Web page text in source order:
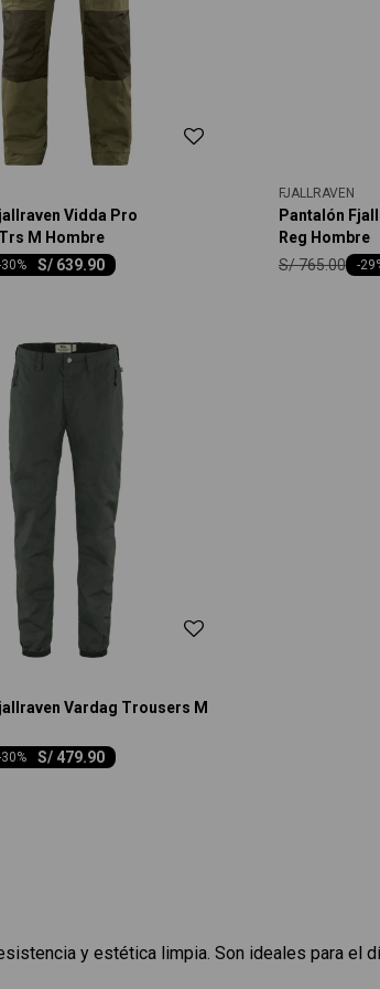
Vidda Pro
M Hombre
S/ 639.90
30
FJALLRAVEN
Pantalón
Reg Hombre
-29
S/765.00
Vardag Trousers M
S/ 479.90
30
y estética limpia. Son ideales para el